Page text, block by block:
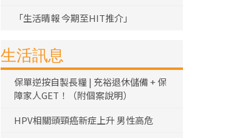
「生活晴報 今期至HIT推介」
生活訊息
保單逆按自製長糧 | 充裕退休儲備 + 保
障家人GET！（附個案說明）
HPV相關頭頸癌新症上升 男性高危